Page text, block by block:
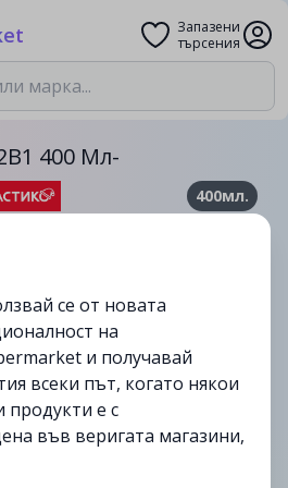
Запазени
търсения
400 Мл-
400мл.
се от новата
на
и получавай
всеки път, когато някои
е с
във веригата магазини,